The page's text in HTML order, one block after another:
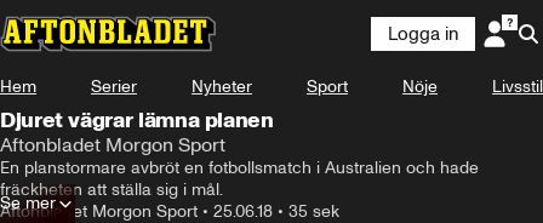
Logga in
Hem Serier Nyheter Sport Nöje Livsstil
Djuret vägrar lämna planen
Aftonbladet Morgon Sport
En planstormare avbröt en fotbollsmatch i Australien och hade
fräckheten att ställa sig i mål.
Aftonbladet Morgon Sport • 25.06.18 • 35 sek
Se mer